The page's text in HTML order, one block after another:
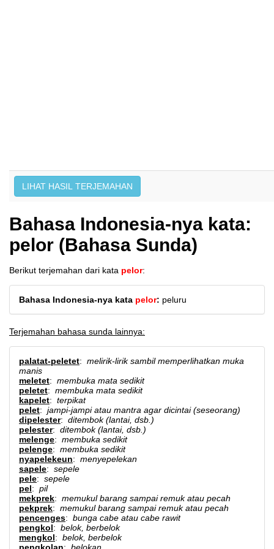
Bahasa Indonesia-nya kata:
pelor (Bahasa Sunda)
Berikut terjemahan dari kata pelor:
Bahasa Indonesia-nya kata pelor: peluru
Terjemahan bahasa sunda lainnya:
palatat-peletet: melirik-lirik sambil memperlihatkan muka
manis
meletet: membuka mata sedikit
peletet: membuka mata sedikit
kapelet: terpikat
pelet: jampi-jampi atau mantra agar dicintai (seseorang)
dipelester: ditembok (lantai, dsb.)
pelester: ditembok (lantai, dsb.)
melenge: membuka sedikit
pelenge: membuka sedikit
nyapelekeun: menyepelekan
sapele: sepele
pele: sepele
pel: pil
mekprek: memukul barang sampai remuk atau pecah
pekprek: memukul barang sampai remuk atau pecah
pencenges: bunga cabe atau cabe rawit
pengkol: belok, berbelok
mengkol: belok, berbelok